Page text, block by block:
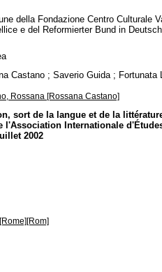
della Fondazione Centro Culturale
e del Reformierter Bund in
Castano ; Saverio Guida ; Fortunata
Rossana [Rossana Castano]
sort de la langue et de la
l'Association Internationale
2002